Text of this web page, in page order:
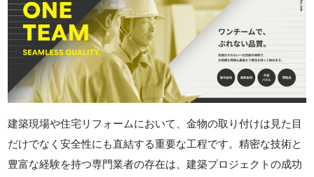
建築現場や住宅リフォームにおいて、金物の取り付けは見た目
だけでなく安全性にも直結する重要な工程です。精密な技術と
豊富な経験を持つ専門業者の存在は、建築プロジェクトの成功